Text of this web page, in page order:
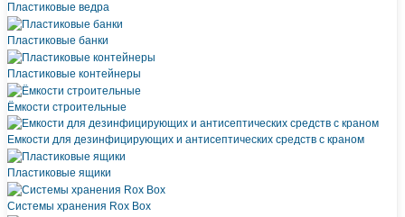
Пластиковые ведра
Пластиковые банки
Пластиковые контейнеры
Ёмкости строительные
Емкости для дезинфицирующих и антисептических средств с краном
Пластиковые ящики
Системы хранения Rox Box